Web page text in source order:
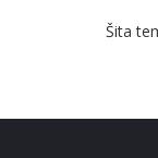
Šita